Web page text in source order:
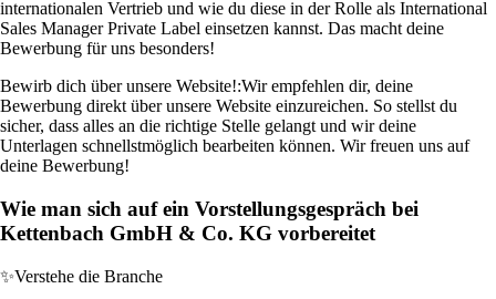
internationalen Vertrieb und wie du diese in der Rolle als International
Sales Manager Private Label einsetzen kannst. Das macht deine
Bewerbung für uns besonders!
Bewirb dich über unsere Website!:Wir empfehlen dir, deine
Bewerbung direkt über unsere Website einzureichen. So stellst du
sicher, dass alles an die richtige Stelle gelangt und wir deine
Unterlagen schnellstmöglich bearbeiten können. Wir freuen uns auf
deine Bewerbung!
Wie man sich auf ein Vorstellungsgespräch bei
Kettenbach GmbH & Co. KG vorbereitet
✨Verstehe die Branche